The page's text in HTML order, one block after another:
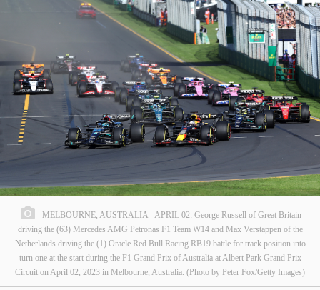
MELBOURNE, AUSTRALIA - APRIL 02: George Russell of Great Britain
driving the (63) Mercedes AMG Petronas F1 Team W14 and Max Verstappen of the
Netherlands driving the (1) Oracle Red Bull Racing RB19 battle for track position into
turn one at the start during the F1 Grand Prix of Australia at Albert Park Grand Prix
Circuit on April 02, 2023 in Melbourne, Australia. (Photo by Peter Fox/Getty Images)